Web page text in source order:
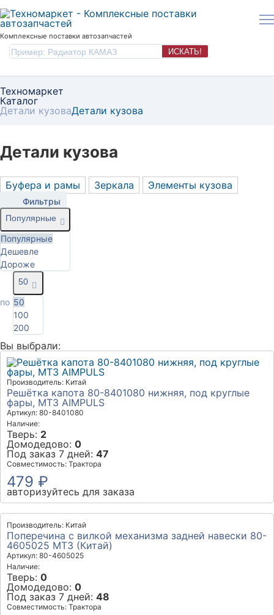
Комплексные поставки автозапчастей
ИСКАТЬ!
Техномаркет
Каталог
Детали кузоваДетали кузова
Детали кузова
Буфера и рамы Зеркала Элементы кузова
Фильтры
Популярные
Популярные
Дешевле
Дороже
по
50
50
100
200
Вы выбрали:
Производитель: Китай
Решётка капота 80-8401080 нижняя, под круглые
фары, МТЗ AIMPULS
Артикул: 80-8401080
Наличие:
Тверь: 2
Домодедово: 0
Под заказ 7 дней: 47
Совместимость: Трактора
479 ₽
авторизуйтесь для заказа
Производитель: Китай
Поперечина с вилкой механизма задней навески 80-
4605025 МТЗ (Китай)
Артикул: 80-4605025
Наличие:
Тверь: 0
Домодедово: 0
Под заказ 7 дней: 48
Совместимость: Трактора